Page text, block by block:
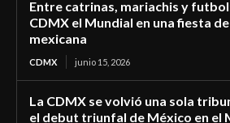
Entre catrinas, mariachis y
CDMX el Mundial en una fiesta
mexicana
CDMX junio 15, 2026
La CDMX se volvió una sola
el debut triunfal de México en el